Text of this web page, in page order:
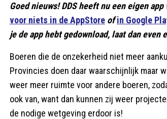
Goed nieuws! DDS heeft nu een eigen
voor niets in de AppStore ofin Google
je de app hebt gedownload, laat dan
Boeren die de onzekerheid niet meer
Provincies doen daar waarschijnlijk maar
weer meer ruimte voor andere boeren,
ook van, want dan kunnen zij weer
de nodige wetgeving erdoor is!